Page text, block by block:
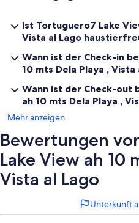
Ist Tortuguero7 Lake
Vista al Lago
Wann ist der Check-in
10 mts Dela Playa , Vista
Wann ist der Check-out
ah 10 mts Dela Playa ,
Mehr anzeigen
Bewertungen
Lake View ah 10
Vista al Lago
Unterkunft